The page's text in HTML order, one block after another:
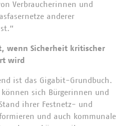
Verbraucherinnen und
anderer
wenn Sicherheit kritischer
wird
ist das Gigabit-Grundbuch.
sich Bürgerinnen und
ihrer Festnetz- und
und auch kommunale